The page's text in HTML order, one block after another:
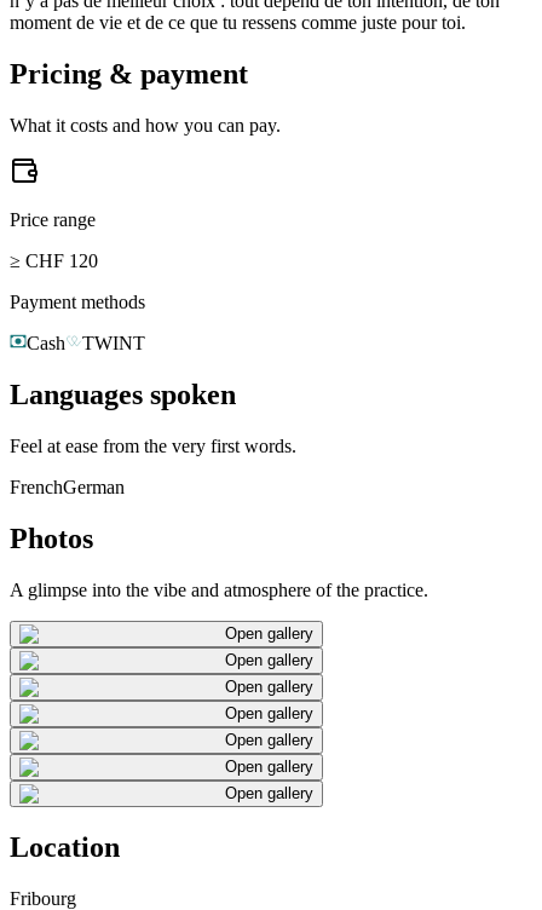
moment de vie et de ce que tu ressens comme juste pour toi.
Pricing & payment
What it costs and how you can pay.
Price range
≥ CHF 120
Payment methods
Cash
TWINT
Languages spoken
Feel at ease from the very first words.
FrenchGerman
Photos
A glimpse into the vibe and atmosphere of the practice.
Open gallery
Open gallery
Open gallery
Open gallery
Open gallery
Open gallery
Open gallery
Location
Fribourg